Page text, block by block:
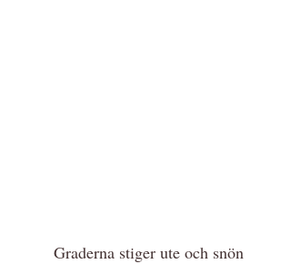
Graderna stiger ute och snön